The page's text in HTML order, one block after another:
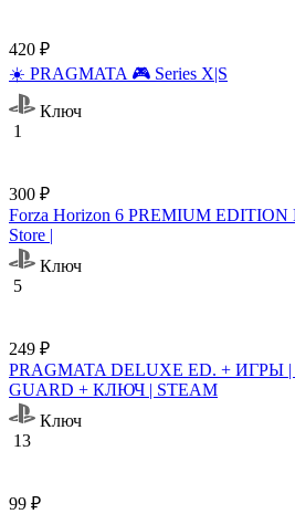
420 ₽
☀️ PRAGMATA 🎮 Series X|S
Ключ
1
300 ₽
Forza Horizon 6 PREMIUM
Store |
Ключ
5
249 ₽
PRAGMATA DELUXE ED. +
GUARD + КЛЮЧ | STEAM
Ключ
13
99 ₽